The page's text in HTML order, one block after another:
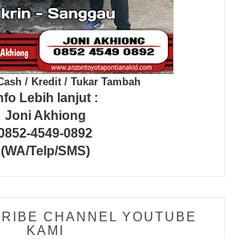
/ Kredit / Tukar Tambah
Lebih lanjut :
Joni Akhiong
4549-0892
(WA/Telp/SMS)
CHANNEL YOUTUBE
KAMI